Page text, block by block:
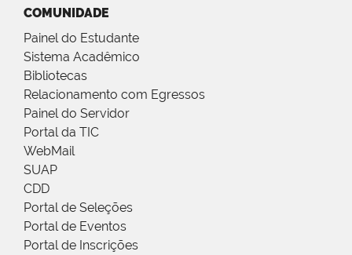
COMUNIDADE
Painel do Estudante
Sistema Acadêmico
Bibliotecas
Relacionamento com Egressos
Painel do Servidor
Portal da TIC
WebMail
SUAP
CDD
Portal de Seleções
Portal de Eventos
Portal de Inscrições